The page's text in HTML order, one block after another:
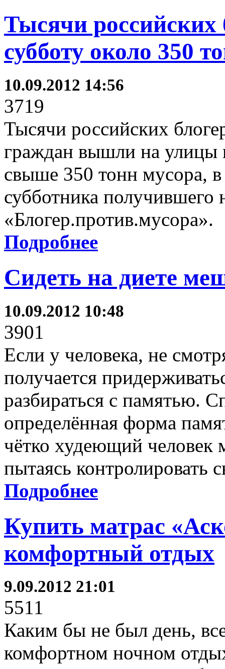
Тысячи российских
субботу около 350
10.09.2012 14:56
3719
Тысячи российских
граждан вышли на улицы
свыше 350 тонн мусора,
субботника получившего
«Блогер.против.мусора».
Подробнее
Сидеть на диете
10.09.2012 10:48
3901
Если у человека, не
получается
разбираться с памятью.
определённая форма
чётко худеющий человек
пытаясь контролировать
Подробнее
Купить матрас
комфортный отдых
9.09.2012 21:01
5511
Каким бы не был день,
комфортном ночном